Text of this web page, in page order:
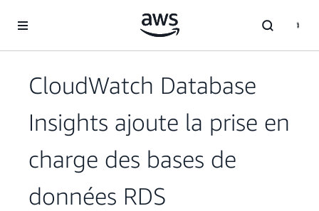
CloudWatch Database
Insights ajoute la prise en
charge des bases de
données RDS